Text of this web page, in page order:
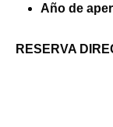
Año de
RESERVA